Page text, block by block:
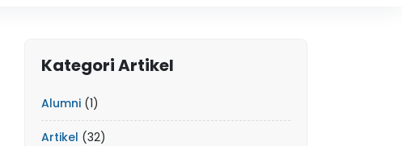
Kategori Artikel
Alumni (1)
Artikel (32)